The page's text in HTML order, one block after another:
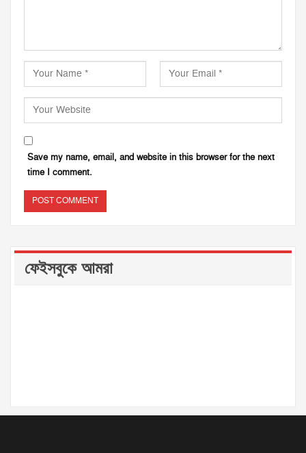
Save my name, email, and website in this browser for the next
time I comment.
ফেইসবুকে আমরা